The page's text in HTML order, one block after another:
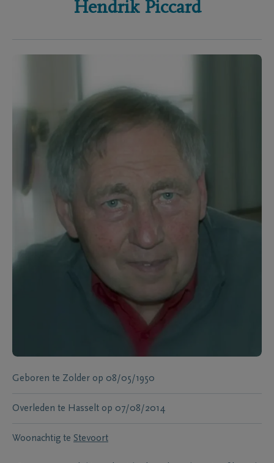
Hendrik Piccard
Geboren te Zolder op 08/05/1950
Overleden te Hasselt op 07/08/2014
Woonachtig te Stevoort